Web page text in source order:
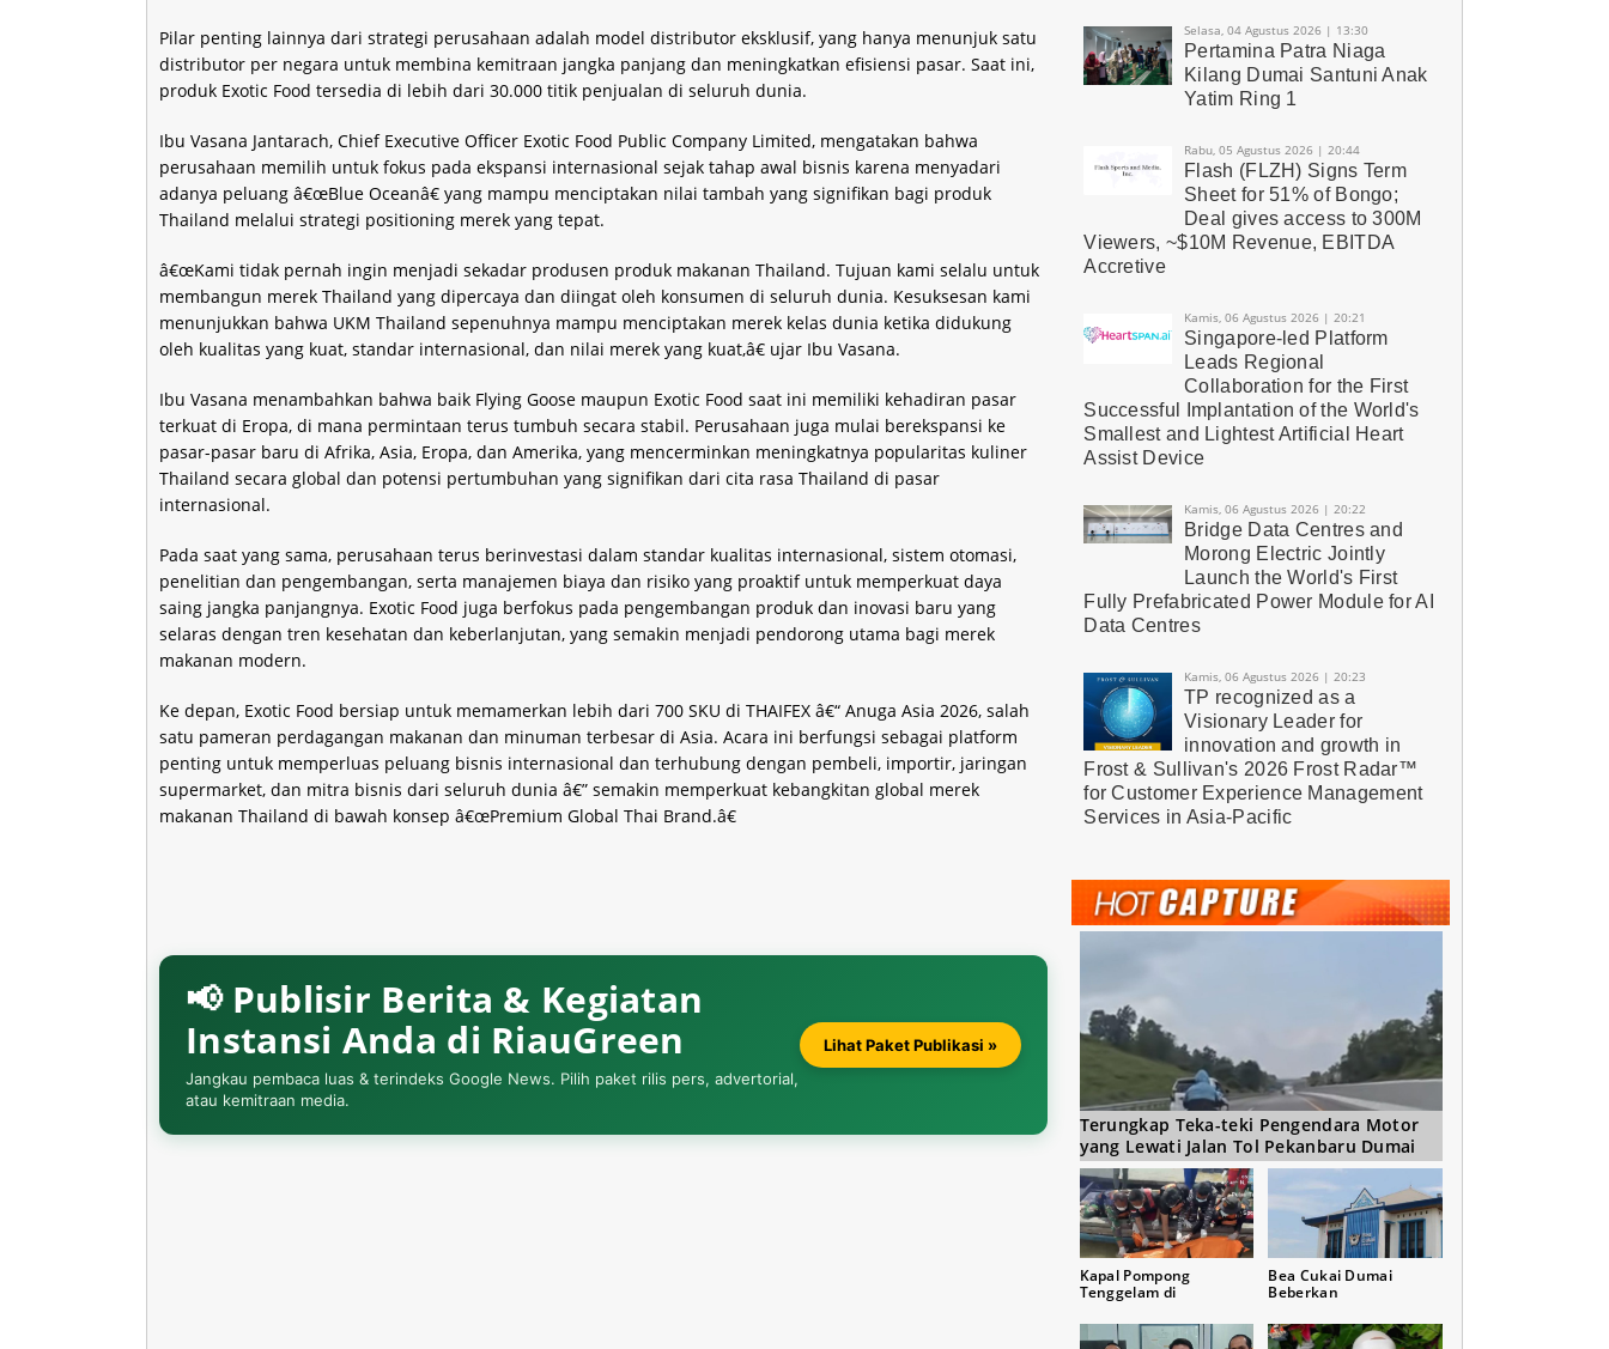
Pilar penting lainnya dari strategi perusahaan adalah model distributor eksklusif, yang hanya menunjuk satu
distributor per negara untuk membina kemitraan jangka panjang dan meningkatkan efisiensi pasar. Saat ini,
produk Exotic Food tersedia di lebih dari 30.000 titik penjualan di seluruh dunia.
Ibu Vasana Jantarach, Chief Executive Officer Exotic Food Public Company Limited, mengatakan bahwa
perusahaan memilih untuk fokus pada ekspansi internasional sejak tahap awal bisnis karena menyadari
adanya peluang â€œBlue Oceanâ€ yang mampu menciptakan nilai tambah yang signifikan bagi produk
Thailand melalui strategi positioning merek yang tepat.
â€œKami tidak pernah ingin menjadi sekadar produsen produk makanan Thailand. Tujuan kami selalu untuk
membangun merek Thailand yang dipercaya dan diingat oleh konsumen di seluruh dunia. Kesuksesan kami
menunjukkan bahwa UKM Thailand sepenuhnya mampu menciptakan merek kelas dunia ketika didukung
oleh kualitas yang kuat, standar internasional, dan nilai merek yang kuat,â€ ujar Ibu Vasana.
Ibu Vasana menambahkan bahwa baik Flying Goose maupun Exotic Food saat ini memiliki kehadiran pasar
terkuat di Eropa, di mana permintaan terus tumbuh secara stabil. Perusahaan juga mulai berekspansi ke
pasar-pasar baru di Afrika, Asia, Eropa, dan Amerika, yang mencerminkan meningkatnya popularitas kuliner
Thailand secara global dan potensi pertumbuhan yang signifikan dari cita rasa Thailand di pasar
internasional.
Pada saat yang sama, perusahaan terus berinvestasi dalam standar kualitas internasional, sistem otomasi,
penelitian dan pengembangan, serta manajemen biaya dan risiko yang proaktif untuk memperkuat daya
saing jangka panjangnya. Exotic Food juga berfokus pada pengembangan produk dan inovasi baru yang
selaras dengan tren kesehatan dan keberlanjutan, yang semakin menjadi pendorong utama bagi merek
makanan modern.
Ke depan, Exotic Food bersiap untuk memamerkan lebih dari 700 SKU di THAIFEX â€“ Anuga Asia 2026, salah
satu pameran perdagangan makanan dan minuman terbesar di Asia. Acara ini berfungsi sebagai platform
penting untuk memperluas peluang bisnis internasional dan terhubung dengan pembeli, importir, jaringan
supermarket, dan mitra bisnis dari seluruh dunia â€” semakin memperkuat kebangkitan global merek
makanan Thailand di bawah konsep â€œPremium Global Thai Brand.â€
📢 Publisir Berita & Kegiatan
Instansi Anda di RiauGreen
Jangkau pembaca luas & terindeks Google News. Pilih paket rilis pers, advertorial,
atau kemitraan media.
Lihat Paket Publikasi »
Selasa, 04 Agustus 2026 | 13:30
Pertamina Patra Niaga
Kilang Dumai Santuni Anak
Yatim Ring 1
Rabu, 05 Agustus 2026 | 20:44
Flash (FLZH) Signs Term
Sheet for 51% of Bongo;
Deal gives access to 300M
Viewers, ~$10M Revenue, EBITDA
Accretive
Kamis, 06 Agustus 2026 | 20:21
Singapore-led Platform
Leads Regional
Collaboration for the First
Successful Implantation of the World's
Smallest and Lightest Artificial Heart
Assist Device
Kamis, 06 Agustus 2026 | 20:22
Bridge Data Centres and
Morong Electric Jointly
Launch the World's First
Fully Prefabricated Power Module for AI
Data Centres
Kamis, 06 Agustus 2026 | 20:23
TP recognized as a
Visionary Leader for
innovation and growth in
Frost & Sullivan's 2026 Frost Radar™
for Customer Experience Management
Services in Asia-Pacific
Terungkap Teka-teki Pengendara Motor
yang Lewati Jalan Tol Pekanbaru Dumai
Kapal Pompong
Tenggelam di
Bea Cukai Dumai
Beberkan